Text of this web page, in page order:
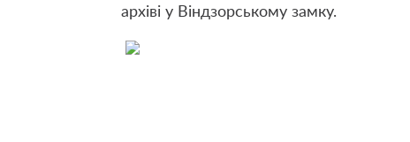
архіві у Віндзорському замку.